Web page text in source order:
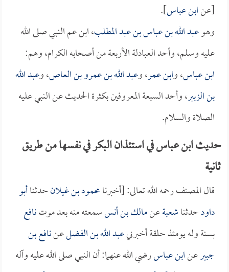
[عنابن عباس].
وهوعبد الله بن عباس بن عبد المطلب، ابن عم النبي صلى الله
عليه وسلم، وأحد العبادلة الأربعة من أصحابه الكرام، وهم:
ابن عباس، وابن عمر، وعبد الله بن عمرو بن العاص، وعبد الله
بن الزبير، وأحد السبعة المعروفين بكثرة الحديث عن النبي عليه
الصلاة والسلام.
حديث ابن عباس في استئذان البكر في نفسها من طريق
ثانية
قال المصنف رحمه الله تعالى: [أخبرنامحمود بن غيلانحدثناأبو
داودحدثناشعبةعنمالك بن أنسسمعته منه بعد موتنافع
بسنة وله يومئذ حلقة أخبرنيعبد الله بن الفضلعننافع بن
جبيرعنابن عباسرضي الله عنهما: أن النبي صلى الله عليه وآله